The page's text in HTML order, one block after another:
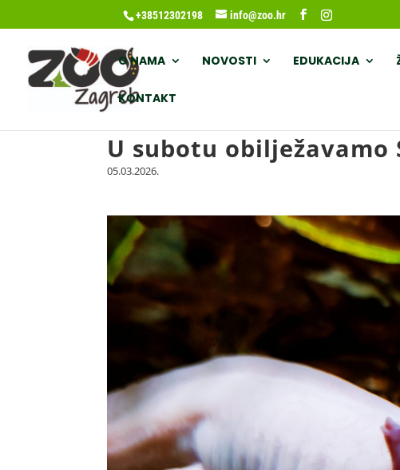
+38512302198 info@zoo.hr
O NAMA NOVOSTI EDUKACIJA
KONTAKT
U subotu
05.03.2026.